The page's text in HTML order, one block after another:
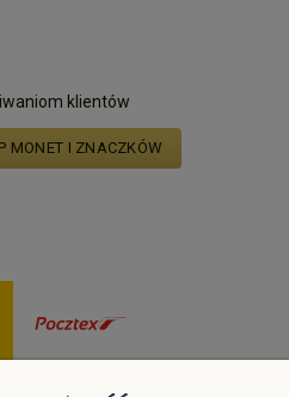
klientów
MONET I ZNACZKÓW